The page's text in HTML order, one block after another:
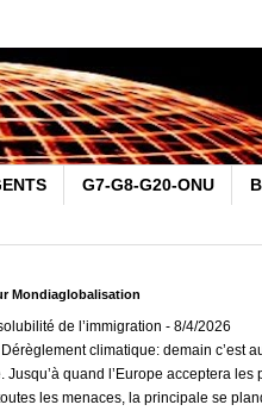
G7-G8-G20-ONU
Mondiaglobalisation
de l’immigration - 8/4/2026
climatique: demain c’est
Jusqu’à quand l’Europe acceptera
les menaces, la principale se